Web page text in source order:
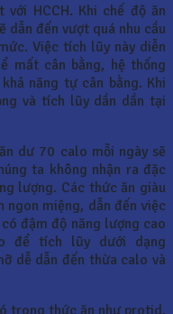
HCCH. Khi chế độ ăn
dẫn đến vượt quá nhu cầu
Việc tích lũy này diễn
mất cân bằng, hệ thống
năng tự cân bằng. Khi
và tích lũy dần dần tại
dư 70 calo mỗi ngày sẽ
ta không nhận ra đặc
lượng. Các thức ăn giàu
miệng, dẫn đến việc
đậm độ năng lượng cao
để tích lũy dưới dạng
dễ dẫn đến thừa calo và
trong thức ăn như protid,